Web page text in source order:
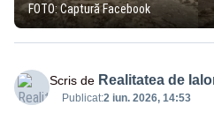
FOTO: Captură Facebook
Scris de Realitatea de
Publicat:2 iun. 2026, 14:53